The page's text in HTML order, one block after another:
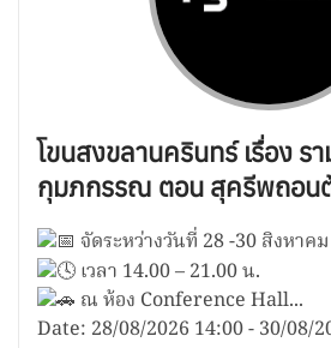
โขนสงขลานครินทร์ เรื่อง ร
กุมภกรรณ ตอน สุครีพถอน
จัดระหว่างวันที่ 28 -30 สิงหาค
เวลา 14.00 – 21.00 น.
ณ ห้อง Conference Hall...
Date: 28/08/2026 14:00-30/08/